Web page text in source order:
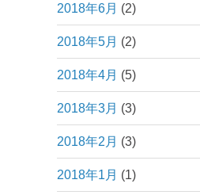
2018年6月 (2)
2018年5月 (2)
2018年4月 (5)
2018年3月 (3)
2018年2月 (3)
2018年1月 (1)